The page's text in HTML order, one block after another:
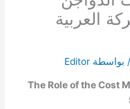
العربية
/ بواسطة Editor
The Role of the Cost